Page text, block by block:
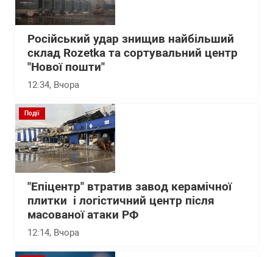
Російський удар знищив найбільший
склад Rozetka та сортувальний центр
"Нової пошти"
12:34, Вчора
Події
"Епіцентр" втратив завод керамічної
плитки і логістичний центр після
масованої атаки РФ
12:14, Вчора